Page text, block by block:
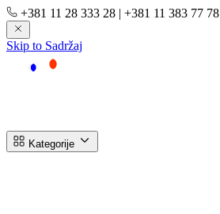
+381 11 28 333 28 | +381 11 383 77 78
Skip to Sadržaj
Kategorije